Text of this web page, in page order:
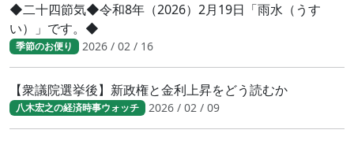
◆二十四節気◆令和8年（2026）2月19日「雨水（うす
い）」です。◆
季節のお便り 2026 / 02 / 16
【衆議院選挙後】新政権と金利上昇をどう読むか
八木宏之の経済時事ウォッチ 2026 / 02 / 09